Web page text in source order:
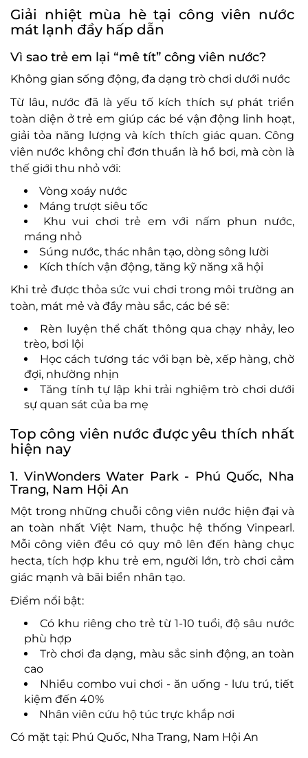
Giải nhiệt mùa hè tại công viên nước
mát lạnh đầy hấp dẫn
Vì sao trẻ em lại “mê tít” công viên nước?
Không gian sống động, đa dạng trò chơi dưới nước
Từ lâu, nướcđã là yếu tố kích thích sự phát triển
toàn diện ở trẻ em giúp các bé vậnđộng linh hoạt,
giải tỏa năng lượng và kích thích giác quan. Công
viên nước không chỉ đơn thuần là hồ bơi, mà còn là
thế giới thu nhỏ với:
Vòng xoáy nước
Máng trượt siêu tốc
Khu vui chơi trẻ em với nấm phun nước,
máng nhỏ
Súng nước, thác nhân tạo, dòng sông lười
Kích thích vận động, tăng kỹ năng xã hội
Khi trẻ được thỏa sức vui chơi trong môi trường an
toàn, mát mẻ và đầy màu sắc, các bé sẽ:
Rèn luyện thể chất thông qua chạy nhảy, leo
trèo, bơi lội
Học cách tương tác với bạn bè, xếp hàng, chờ
đợi, nhường nhịn
Tăng tính tự lập khi trải nghiệm trò chơi dưới
sự quan sát của ba mẹ
Top công viên nước được yêu thích nhất
hiện nay
1. VinWonders Water Park - Phú Quốc, Nha
Trang, Nam Hội An
Một trong những chuỗi công viên nước hiệnđại và
an toàn nhất Việt Nam, thuộc hệ thống Vinpearl.
Mỗi công viênđều có quy mô lên đến hàng chục
hecta, tích hợp khu trẻ em, người lớn, trò chơi cảm
giác mạnh và bãi biển nhân tạo.
Điểm nổi bật:
Có khu riêng cho trẻ từ 1-10 tuổi, độ sâu nước
phù hợp
Trò chơi đa dạng, màu sắc sinh động, an toàn
cao
Nhiều combo vui chơi - ăn uống - lưu trú, tiết
kiệm đến 40%
Nhân viên cứu hộ túc trực khắp nơi
Có mặt tại: Phú Quốc, Nha Trang, Nam Hội An